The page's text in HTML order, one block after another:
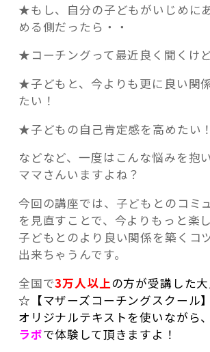
★もし、自分の子どもがいじめに
める側だったら・・
★コーチングって最近良く聞くけ
★子どもと、今よりも更に良い関
たい！
★子どもの自己肯定感を高めたい
などなど、一度はこんな悩みを抱
ママさんいますよね？
今回の講座では、子どもとのコミ
を見直すことで、今よりもっと楽
子どもとのより良い関係を築くコ
出来ちゃうんです。
全国で3万人以上の方が受講した
☆【マザーズコーチングスクール
オリジナルテキストを使いながら、
ラボで体験して頂きますよ！